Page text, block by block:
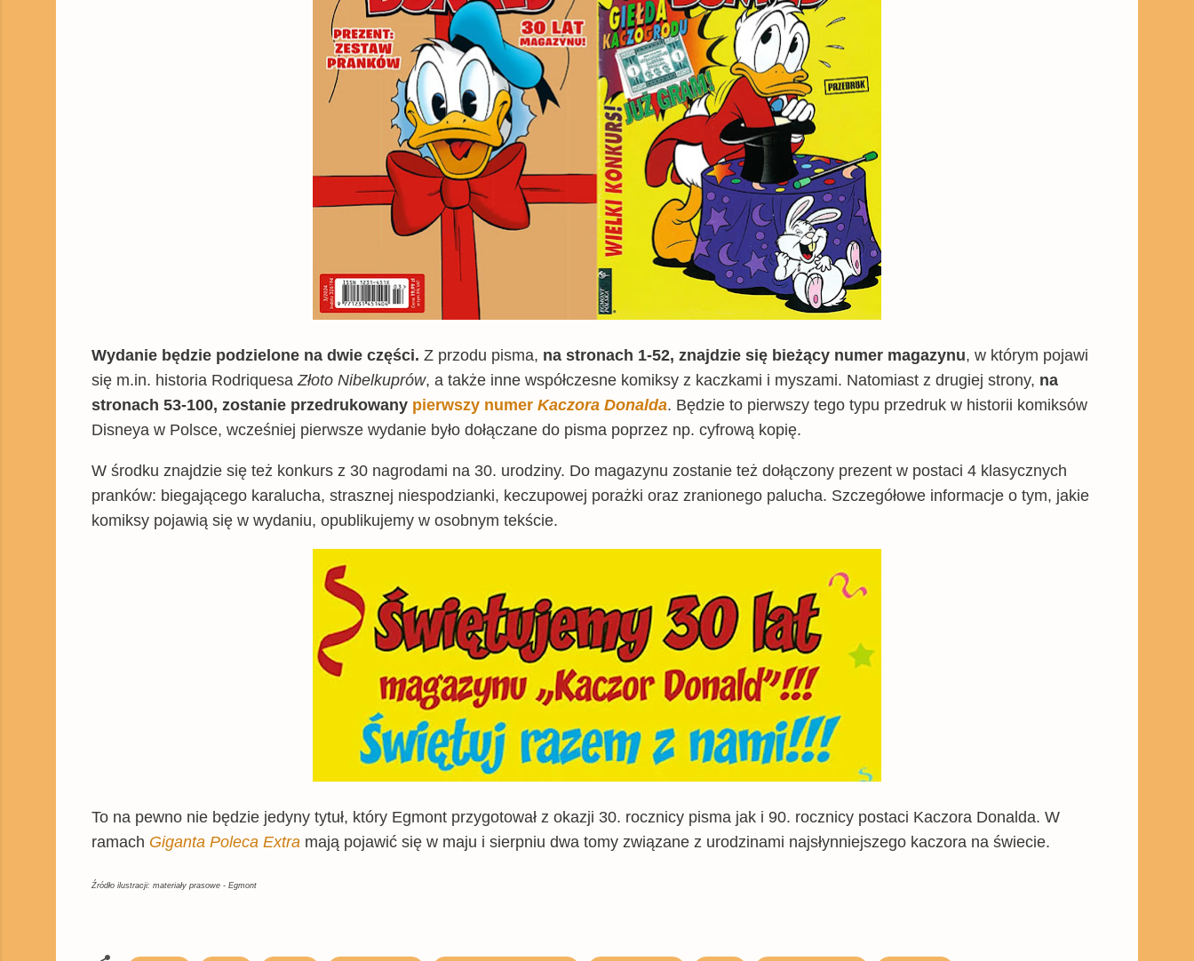
Wydanie będzie podzielone na dwie części. Z przodu pisma, na stronach 1-52, znajdzie się bieżący numer magazynu, w którym pojawi
się m.in. historia Rodriquesa Złoto Nibelkuprów, a także inne współczesne komiksy z kaczkami i myszami. Natomiast z drugiej strony, na
stronach 53-100, zostanie przedrukowany pierwszy numer Kaczora Donalda. Będzie to pierwszy tego typu przedruk w historii komiksów
Disneya w Polsce, wcześniej pierwsze wydanie było dołączane do pisma poprzez np. cyfrową kopię.
W środku znajdzie się też konkurs z 30 nagrodami na 30. urodziny. Do magazynu zostanie też dołączony prezent w postaci 4 klasycznych
pranków: biegającego karalucha, strasznej niespodzianki, keczupowej porażki oraz zranionego palucha. Szczegółowe informacje o tym, jakie
komiksy pojawią się w wydaniu, opublikujemy w osobnym tekście.
To na pewno nie będzie jedyny tytuł, który Egmont przygotował z okazji 30. rocznicy pisma jak i 90. rocznicy postaci Kaczora Donalda. W
ramach Giganta Poleca Extra mają pojawić się w maju i sierpniu dwa tomy związane z urodzinami najsłynniejszego kaczora na świecie.
Źródło ilustracji: materiały prasowe - Egmont